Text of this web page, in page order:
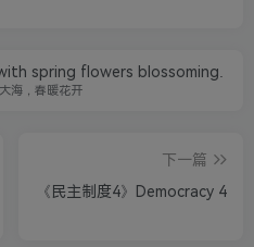
spring flowers blossoming.
海，春暖花开
下一篇
《民主制度4》Democracy 4